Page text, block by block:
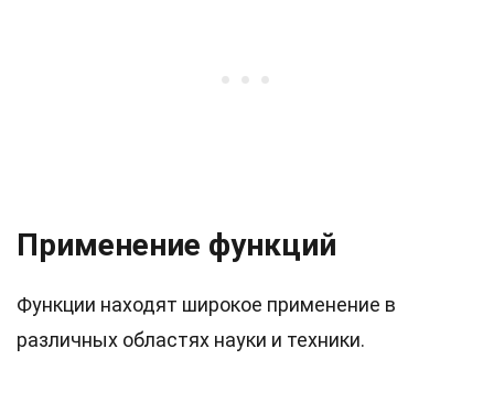
Применение функций
Функции находят широкое применение в
различных областях науки и техники.